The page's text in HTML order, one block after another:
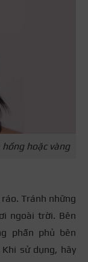
hoặc vàng
Tránh những
ngoài trời. Bên
phấn phủ bên
sử dụng, hãy